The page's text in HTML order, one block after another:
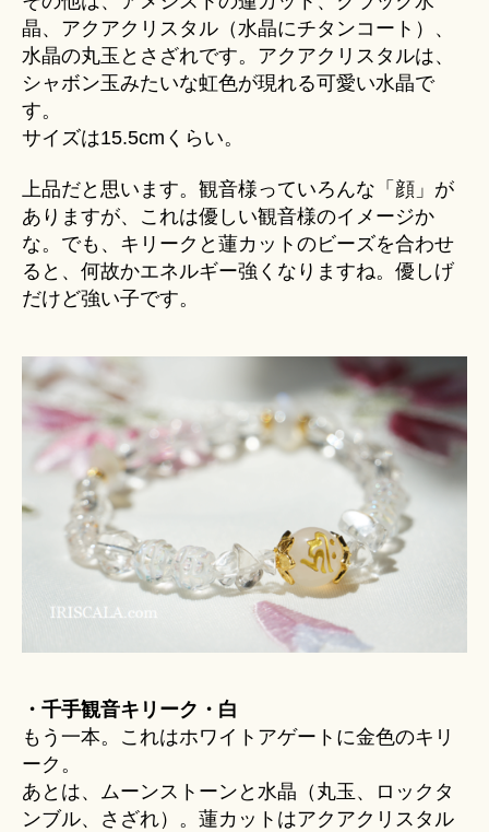
晶、アクアクリスタル（水晶にチタンコート）、
水晶の丸玉とさざれです。アクアクリスタルは、
シャボン玉みたいな虹色が現れる可愛い水晶で
す。
サイズは15.5cmくらい。
上品だと思います。観音様っていろんな「顔」が
ありますが、これは優しい観音様のイメージか
な。でも、キリークと蓮カットのビーズを合わせ
ると、何故かエネルギー強くなりますね。優しげ
だけど強い子です。
・千手観音キリーク・白
もう一本。これはホワイトアゲートに金色のキリ
ーク。
あとは、ムーンストーンと水晶（丸玉、ロックタ
ンブル、さざれ）。蓮カットはアクアクリスタル